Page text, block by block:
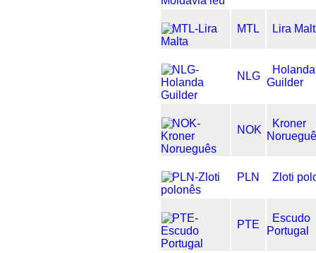
MTL Lira
NLG
Holanda
Guilder
NOK
Kroner
PLN Zloti
PTE
Escudo
Portugal